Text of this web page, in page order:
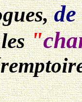
"